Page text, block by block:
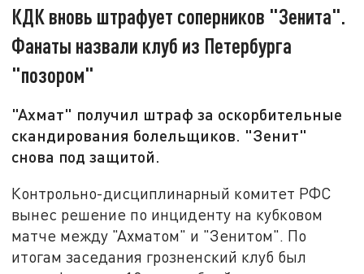
КДК вновь штрафует соперников "Зенита".
Фанаты назвали клуб из Петербурга
"позором"
"Ахмат" получил штраф за оскорбительные
скандирования болельщиков. "Зенит"
снова под защитой.
Контрольно-дисциплинарный комитет РФС
вынес решение по инциденту на кубковом
матче между "Ахматом" и "Зенитом". По
итогам заседания грозненский клуб был